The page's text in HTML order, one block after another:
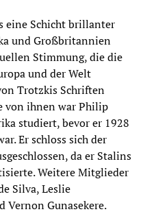
eine Schicht brillanter
und Großbritannien
Stimmung, die die
und der Welt
Trotzkis Schriften
von ihnen war Philip
studiert, bevor er 1928
Er schloss sich der
da er Stalins
Weitere Mitglieder
Silva, Leslie
Vernon Gunasekere.